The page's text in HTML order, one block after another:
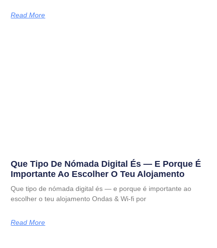
Read More
Que Tipo De Nómada Digital És — E Porque É
Importante Ao Escolher O Teu Alojamento
Que tipo de nómada digital és — e porque é importante ao
escolher o teu alojamento Ondas & Wi-fi por
Read More